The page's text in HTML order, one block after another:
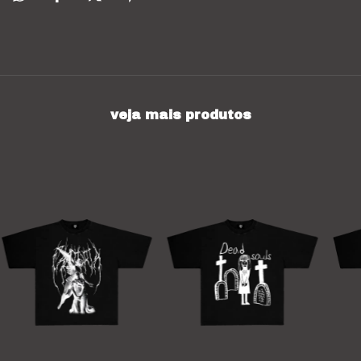
veja mais produtos